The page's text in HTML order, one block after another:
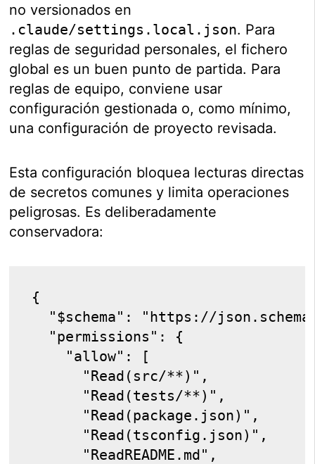
no versionados en
.claude/settings.local.json. Para
reglas de seguridad personales, el fichero
global es un buen punto de partida. Para
reglas de equipo, conviene usar
configuración gestionada o, como mínimo,
una configuración de proyecto revisada.
Esta configuración bloquea lecturas directas
de secretos comunes y limita operaciones
peligrosas. Es deliberadamente
conservadora:
{
"$schema": "https://
  "permissions": {
    "allow": [
      "Read(src/**)",
      "Read(tests/**)",
      "Read(package.json)",
      "Read(tsconfig.json)",
      "ReadREADME.md",